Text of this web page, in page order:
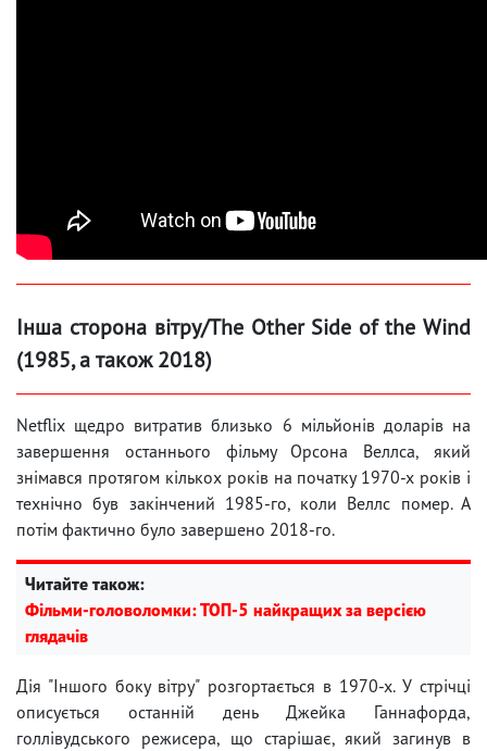
Інша сторона вітру/The Other Side of the Wind
(1985, а також 2018)
Netflix щедро витратив близько 6 мільйонів доларів на
завершення останнього фільму Орсона Веллса, який
знімався протягом кількох років на початку 1970-х років і
технічно був закінчений 1985-го, коли Веллс помер. А
потім фактично було завершено 2018-го.
Читайте також:
Фільми-головоломки: ТОП-5 найкращих за версією
глядачів
Дія "Іншого боку вітру" розгортається в 1970-х. У стрічці
описується останній день Джейка Ганнафорда,
голлівудського режисера, що старішає, який загинув в